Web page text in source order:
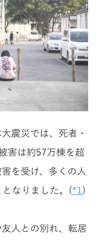
震災では、死者・
害は約57万棟を超
を受け、多くの人
なりました。(*1 )
人との別れ、転居